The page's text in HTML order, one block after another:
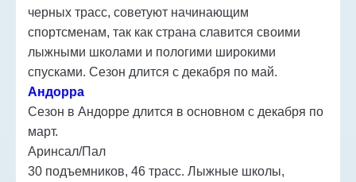
черных трасс, советуют начинающим
спортсменам, так как страна славится своими
лыжными школами и пологими широкими
спусками. Сезон длится с декабря по май.
Андорра
Сезон в Андорре длится в основном с декабря по
март.
Аринсал/Пал
30 подъемников, 46 трасс. Лыжные школы,